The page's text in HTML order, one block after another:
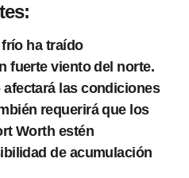
ha traído
fuerte viento del norte.
las condiciones
requerirá que los
Worth estén
de acumulación